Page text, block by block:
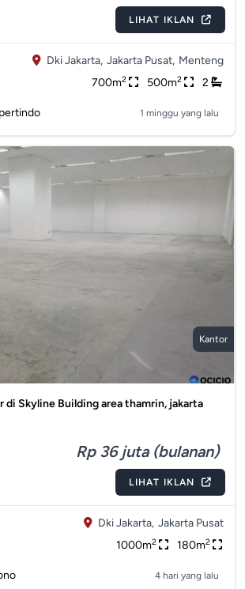
LIHAT IKLAN
Dki Jakarta, Jakarta Pusat, Menteng
700m2 500m2 2
1 minggu yang lalu
Kantor
di Skyline Building area thamrin, jakarta
Rp 36 juta (bulanan)
LIHAT IKLAN
Dki Jakarta, Jakarta Pusat
1000m2 180m2
4 hari yang lalu